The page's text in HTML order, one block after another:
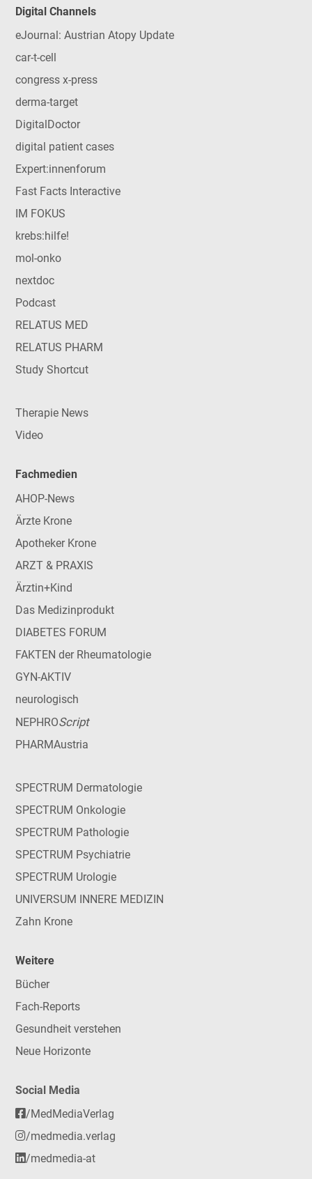
Digital Channels
eJournal: Austrian Atopy Update
car-t-cell
congress x-press
derma-target
DigitalDoctor
digital patient cases
Expert:innenforum
Fast Facts Interactive
IM FOKUS
krebs:hilfe!
mol-onko
nextdoc
Podcast
RELATUS MED
RELATUS PHARM
Study Shortcut
Therapie News
Video
Fachmedien
AHOP-News
Ärzte Krone
Apotheker Krone
ARZT & PRAXIS
Ärztin+Kind
Das Medizinprodukt
DIABETES FORUM
FAKTEN der Rheumatologie
GYN-AKTIV
neurologisch
NEPHROScript
PHARMAustria
SPECTRUM Dermatologie
SPECTRUM Onkologie
SPECTRUM Pathologie
SPECTRUM Psychiatrie
SPECTRUM Urologie
UNIVERSUM INNERE MEDIZIN
Zahn Krone
Weitere
Bücher
Fach-Reports
Gesundheit verstehen
Neue Horizonte
Social Media
/MedMediaVerlag
/medmedia.verlag
/medmedia-at